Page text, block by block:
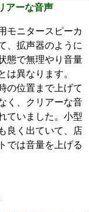
アーな音声
モニタースピーカ
、拡声器のように
態で無理やり音量
は異なります。
の位置まで上げて
く、クリアーな音
ていました。小型
良く出ていて、店
では音量を上げる